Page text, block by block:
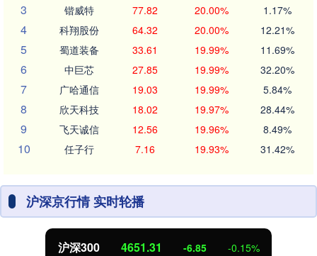
3 锴威特 77.82 20.00% 1.17%
4 科翔股份 64.32 20.00% 12.21%
5 蜀道装备 33.61 19.99% 11.69%
6 中巨芯 27.85 19.99% 32.20%
7 广哈通信 19.03 19.99% 5.84%
8 欣天科技 18.02 19.97% 28.44%
9 飞天诚信 12.56 19.96% 8.49%
10 任子行 7.16 19.93% 31.42%
沪深京行情 实时轮播
-0.15% 北证50 1122.88